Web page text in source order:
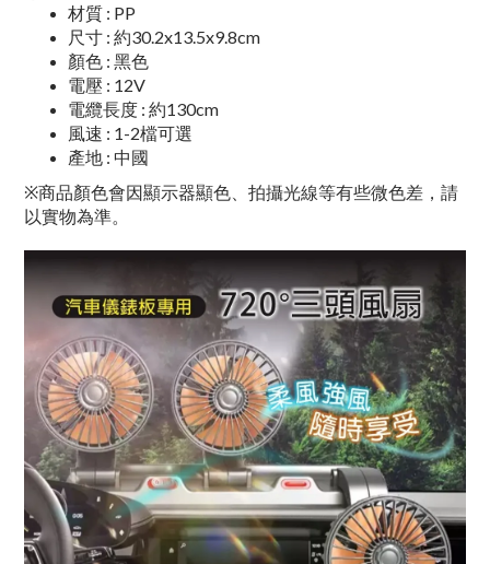
材質 : PP
尺寸 : 約30.2x13.5x9.8cm
顏色 : 黑色
電壓 : 12V
電纜長度 : 約130cm
風速 : 1-2檔可選
產地 : 中國
※商品顏色會因顯示器顯色、拍攝光線等有些微色差，請
以實物為準。